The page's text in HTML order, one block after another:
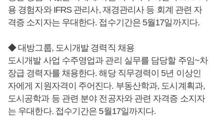
용 경험자와 IFRS 관리사, 재경관리사 등 회계 관련 자
격증 소지자는 우대한다. 접수기간은 5월17일까지다.
◆ 대방그룹, 도시개발 경력직 채용
도시개발 사업 수주영업과 관리 실무를 담당할 주임~차
장급 경력자를 채용한다. 해당 직무경력이 5년 이상인
자에게 지원자격이 주어진다. 부동산학과, 도시계획과,
도시공학과 등 관련 분야 전공자와 관련 자격증 소지자
는 우대한다. 접수기간은 5월17일까지다.